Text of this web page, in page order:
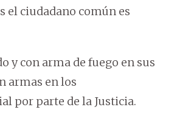
el ciudadano común es
y con arma de fuego en sus
armas en los
por parte de la Justicia.